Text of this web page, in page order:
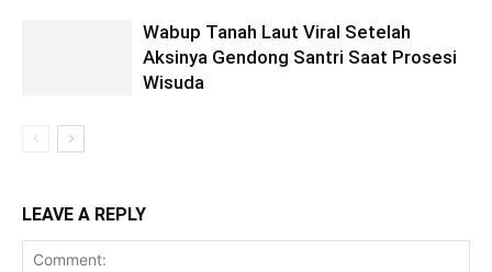
Wabup Tanah Laut Viral Setelah
Aksinya Gendong Santri Saat Prosesi
Wisuda
LEAVE A REPLY